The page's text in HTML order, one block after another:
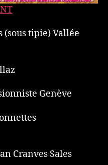
(sous tipie) Vallée
Genève
Cranves Sales